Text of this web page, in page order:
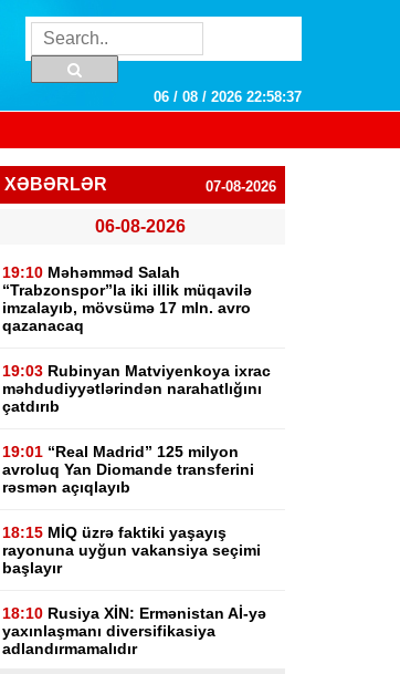
06 / 08 / 2026 22:58:38
XƏBƏRLƏR 07-08-2026
06-08-2026
19:10 Məhəmməd Salah
“Trabzonspor”la iki illik müqavilə
imzalayıb, mövsümə 17 mln. avro
qazanacaq
19:03 Rubinyan Matviyenkoya ixrac
məhdudiyyətlərindən narahatlığını
çatdırıb
19:01 “Real Madrid” 125 milyon
avroluq Yan Diomande transferini
rəsmən açıqlayıb
18:15 MİQ üzrə faktiki yaşayış
rayonuna uyğun vakansiya seçimi
başlayır
18:10 Rusiya XİN: Ermənistan Aİ-yə
yaxınlaşmanı diversifikasiya
adlandırmamalıdır